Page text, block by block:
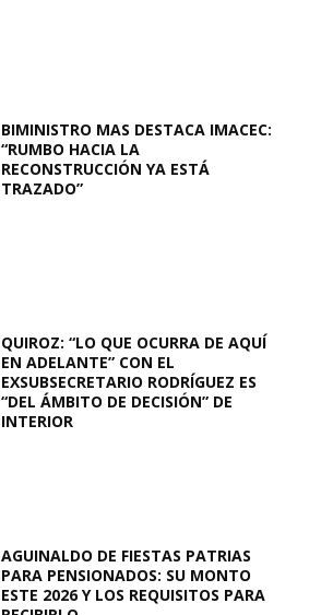
BIMINISTRO MAS DESTACA IMACEC:
“RUMBO HACIA LA
RECONSTRUCCIÓN YA ESTÁ
TRAZADO”
QUIROZ: “LO QUE OCURRA DE AQUÍ
EN ADELANTE” CON EL
EXSUBSECRETARIO RODRÍGUEZ ES
“DEL ÁMBITO DE DECISIÓN” DE
INTERIOR
AGUINALDO DE FIESTAS PATRIAS
PARA PENSIONADOS: SU MONTO
ESTE 2026 Y LOS REQUISITOS PARA